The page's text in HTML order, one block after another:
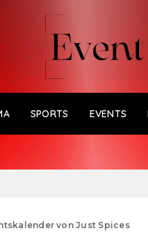
SPORTS EVENTS
von Just Spices